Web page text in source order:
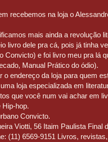
recebemos na loja o
mais ainda a revolução
livro dele pra cá, pois já tinha
Convicto) e foi livro meu pra lá
Manual Prático do ódio).
o endereço da loja para quem
loja especializada em
que você num vai achar em
Hip-hop.
Convicto.
Viotti, 56 Itaim Paulista Final
(11) 6569-9151 Livros,